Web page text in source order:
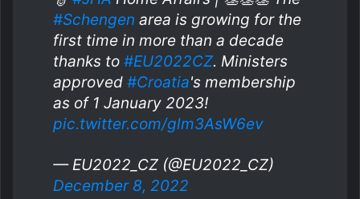
#Schengen area is growing for the
first time in more than a decade
thanks to #EU2022CZ. Ministers
approved #Croatia's membership
as of 1 January 2023!
pic.twitter.com/glm3AsW6ev
— EU2022_CZ (@EU2022_CZ)
December 8, 2022